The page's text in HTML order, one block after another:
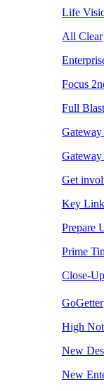
Life
All Clear
Focus
Full Blast
Get
Key
Prepare
Prime
Close-Up
GoGetter
High
New
New